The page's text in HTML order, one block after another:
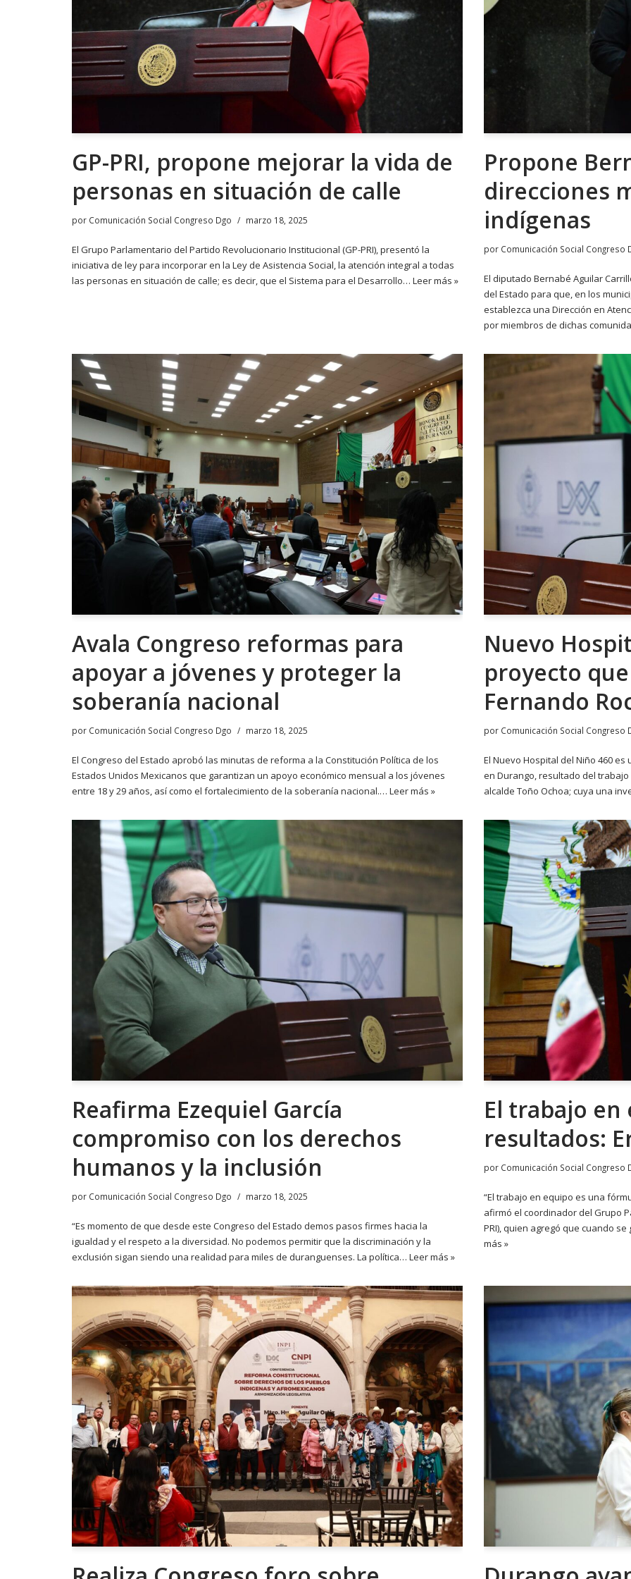
GP-PRI, propone mejorar la vida de
personas en situación de calle
por Comunicación Social Congreso Dgo marzo 18, 2025
El Grupo Parlamentario del Partido Revolucionario Institucional (GP-PRI), presentó la
iniciativa de ley para incorporar en la Ley de Asistencia Social, la atención integral a todas
las personas en situación de calle; es decir, que el Sistema para el Desarrollo… Leer más »
Propone
direcciones
indígenas
por Comunicación Social Congreso
El diputado Bernabé Aguilar
del Estado para que, en los
establezca una Dirección en
por miembros de dichas
Avala Congreso reformas para
apoyar a jóvenes y proteger la
soberanía nacional
por Comunicación Social Congreso Dgo marzo 18, 2025
El Congreso del Estado aprobó las minutas de reforma a la Constitución Política de los
Estados Unidos Mexicanos que garantizan un apoyo económico mensual a los jóvenes
entre 18 y 29 años, así como el fortalecimiento de la soberanía nacional.… Leer más »
Nuevo
proyecto
Fernando
por Comunicación Social Congreso
El Nuevo Hospital del Niño 460
en Durango, resultado del
alcalde Toño Ochoa; cuya una
Reafirma Ezequiel García
compromiso con los derechos
humanos y la inclusión
por Comunicación Social Congreso Dgo marzo 18, 2025
“Es momento de que desde este Congreso del Estado demos pasos firmes hacia la
igualdad y el respeto a la diversidad. No podemos permitir que la discriminación y la
exclusión sigan siendo una realidad para miles de duranguenses. La política… Leer más »
El trabajo
resultados:
por Comunicación Social Congreso
“El trabajo en equipo es una
afirmó el coordinador del Grupo
PRI), quien agregó que cuando
más »